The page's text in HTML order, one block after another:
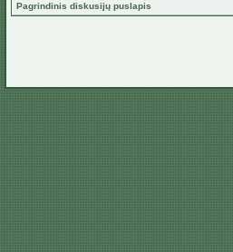
Pagrindinis diskusijų puslapis